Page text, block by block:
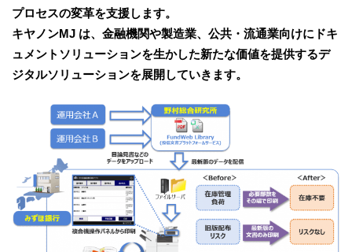
プロセスの変革を支援します。
キヤノンMJ は、金融機関や製造業、公共・流通業向けにドキ
ュメントソリューションを生かした新たな価値を提供するデ
ジタルソリューションを展開していきます。